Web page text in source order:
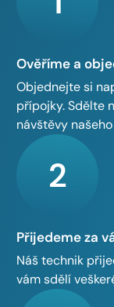
Ověříme a
Objednejte si
přípojky. Sdělte
návštěvy
2
Přijedeme za
Náš technik
vám sdělí